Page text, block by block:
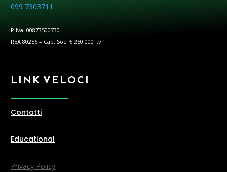
099 7303711
P.Iva: 00873500730
REA 80256 – Cap. Soc. € 250.000 i.v
LINK VELOCI
Contatti
Educational
Privacy Policy